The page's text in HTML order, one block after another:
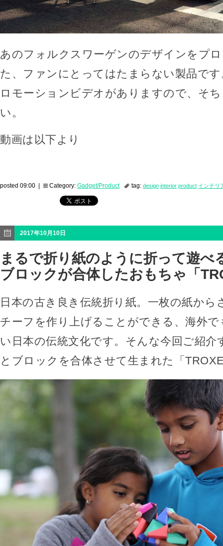
あのフォルクスワーゲンのデザインをプ
た、ファンにとってはたまらない製品で
ロモーションビデオがありますので、そ
い。
動画は以下より
posted 09:00 | Category: Gadget/Product tag: design interior product インテリ
2017年10月10日
まるで折り紙のように折って遊べ
ブロックが合体したおもちゃ「
日本の古き良き伝統折り紙。一枚の紙から
チーフを作り上げることができる、海外で
い日本の伝統文化です。そんな今回ご紹介
とブロックを合体させて生まれた「